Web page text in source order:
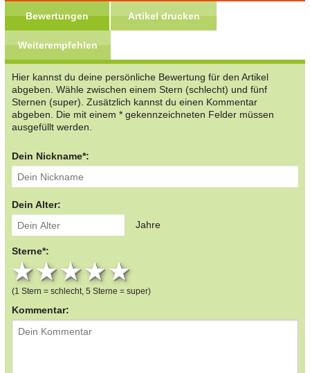
Bewertungen Artikel drucken
Weiterempfehlen
Hier kannst du deine persönliche Bewertung für den Artikel
abgeben. Wähle zwischen einem Stern (schlecht) und fünf
Sternen (super). Zusätzlich kannst du einen Kommentar
abgeben. Die mit einem * gekennzeichneten Felder müssen
ausgefüllt werden.
Dein Nickname*:
Dein Alter:
Jahre
Sterne*:
4 stars
3 stars
2 stars
1 star
(1 Stern = schlecht, 5 Sterne = super)
Kommentar: